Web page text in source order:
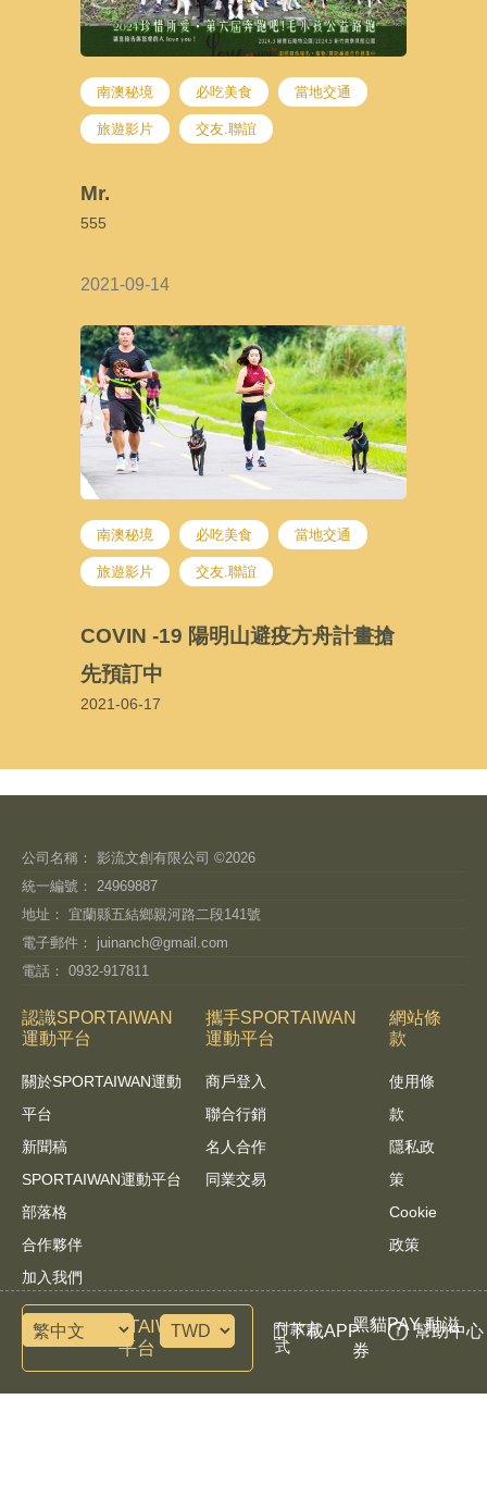
南澳秘境 必吃美食 當地交通
旅遊影片 交友.聯誼
Mr.
555
2021-09-14
南澳秘境 必吃美食 當地交通
旅遊影片 交友.聯誼
COVIN -19 陽明山避疫方舟計畫搶
先預訂中
2021-06-17
公司名稱： 影流文創有限公司 ©2026
統一編號： 24969887
地址： 宜蘭縣五結鄉親河路二段141號
電子郵件： juinanch@gmail.com
電話： 0932-917811
認識SPORTAIWAN
運動平台
關於SPORTAIWAN運動
平台
新聞稿
SPORTAIWAN運動平台
部落格
合作夥伴
加入我們
攜手SPORTAIWAN
運動平台
商戶登入
聯合行銷
名人合作
同業交易
網站條
款
使用條
款
隱私政
策
Cookie
政策
諮詢SPORTAIWAN運動
平台
付款方
式
黑貓PAY 動滋
券
下載APP 幫助中心